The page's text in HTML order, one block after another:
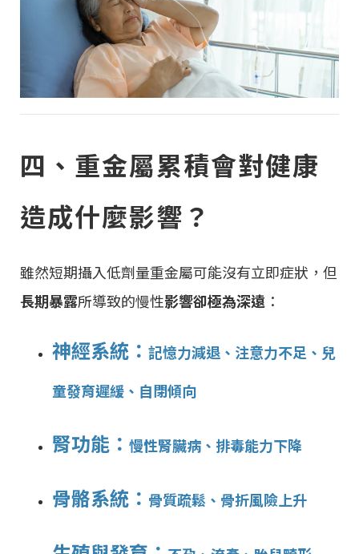
四、重金屬累積會對健康
造成什麼影響？
雖然短期攝入低劑量重金屬可能沒有立即症狀，但
長期暴露所導致的慢性影響卻極為深遠 ：
神經系統： 記憶力減退、注意力不足、兒
童發育遲緩、自閉傾向
腎功能： 慢性腎臟病、排毒能力下降
骨骼系統： 骨質疏鬆、骨折風險上升